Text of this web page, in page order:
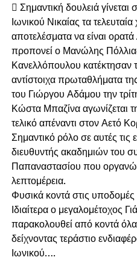
 Σημαντική δουλειά γίνεται
Ιωνικού Νικαίας τα
αποτελέσματα να είναι
προπονεί ο Μανώλης
Κανελλόπουλου
αντίστοιχα πρωταθλήματα
του Γιώργου Αδάμου την
Κώστα Μπαζίνα αγωνίζεται
τελικό απέναντι στον Αετό
Σημαντικό ρόλο σε αυτές τις
διευθυντής ακαδημιών του
Παπαναστασίου που
λεπτομέρεια.
Φυσικά κοντά στις
Ιδιαίτερα ο μεγαλομέτοχος
παρακολουθεί από κοντά
δείχνοντας τεράστιο
Ιωνικού….